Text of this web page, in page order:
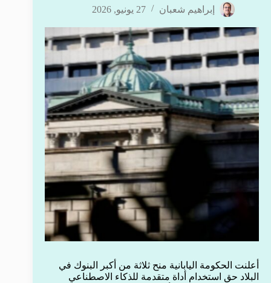
إبراهيم شعبان 27 يونيو, 2026
أعلنت الحكومة اليابانية منح ثلاثة من أكبر البنوك في
البلاد حق استخدام أداة متقدمة للذكاء الاصطناعي